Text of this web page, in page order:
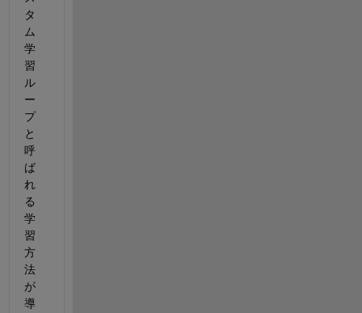
タ
ム
学
習
ル
ー
プ
と
呼
ば
れ
る
学
習
方
法
が
導